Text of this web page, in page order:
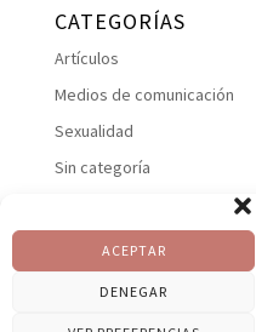
ACEPTAR
DENEGAR
CATEGORÍAS
Artículos
Medios de comunicación
Sexualidad
Sin categoría
Uncategorized